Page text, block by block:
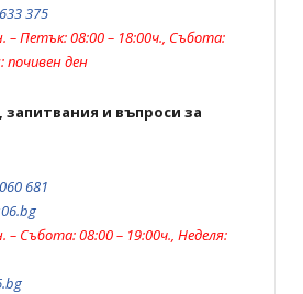
375
– Петък: 08:00 – 18:00ч., Събота:
почивен ден
и въпроси за
681
– Събота: 08:00 – 19:00ч., Неделя: